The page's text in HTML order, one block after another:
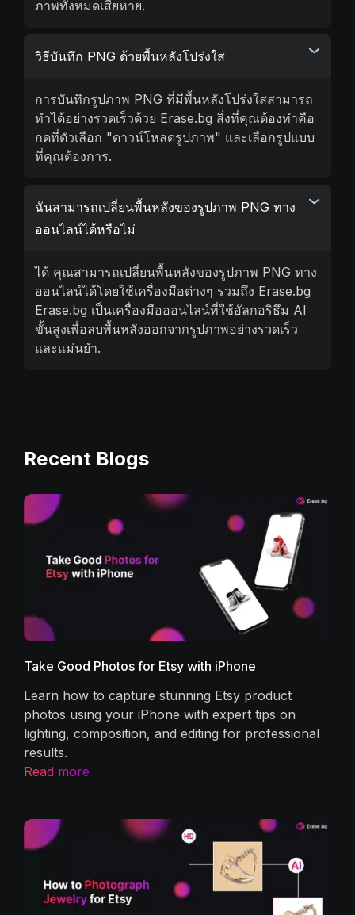
ภาพทั้งหมดเสียหาย.
วิธีบันทึก PNG ด้วยพื้นหลังโปร่งใส
การบันทึกรูปภาพ PNG ที่มีพื้นหลังโปร่งใสสามารถ
ทำได้อย่างรวดเร็วด้วย Erase.bg สิ่งที่คุณต้องทำคือ
กดที่ตัวเลือก "ดาวน์โหลดรูปภาพ" และเลือกรูปแบบ
ที่คุณต้องการ.
ฉันสามารถเปลี่ยนพื้นหลังของรูปภาพ PNG ทาง
ออนไลน์ได้หรือไม่
ได้ คุณสามารถเปลี่ยนพื้นหลังของรูปภาพ PNG ทาง
ออนไลน์ได้โดยใช้เครื่องมือต่างๆ รวมถึง Erase.bg
Erase.bg เป็นเครื่องมือออนไลน์ที่ใช้อัลกอริธึม AI
ขั้นสูงเพื่อลบพื้นหลังออกจากรูปภาพอย่างรวดเร็ว
และแม่นยำ.
Recent Blogs
Take Good Photos for Etsy with iPhone
Learn how to capture stunning Etsy product
photos using your iPhone with expert tips on
lighting, composition, and editing for professional
results.
Read more